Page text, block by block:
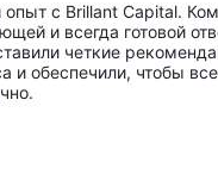
с Brillant Capital.
и всегда готовой
четкие
и обеспечили, чтобы